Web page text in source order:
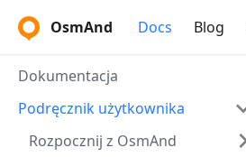
OsmAnd Docs Blog
Dokumentacja
Podręcznik użytkownika
Rozpocznij z OsmAnd